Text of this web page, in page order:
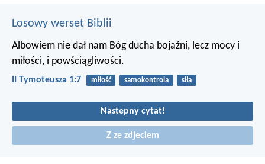
Losowy werset Biblii
Albowiem nie dał nam Bóg ducha bojaźni, lecz mocy i
miłości, i powściągliwości.
II Tymoteusza 1:7 miłość samokontrola siła
Nastepny cytat!
Z ze zdjeciem